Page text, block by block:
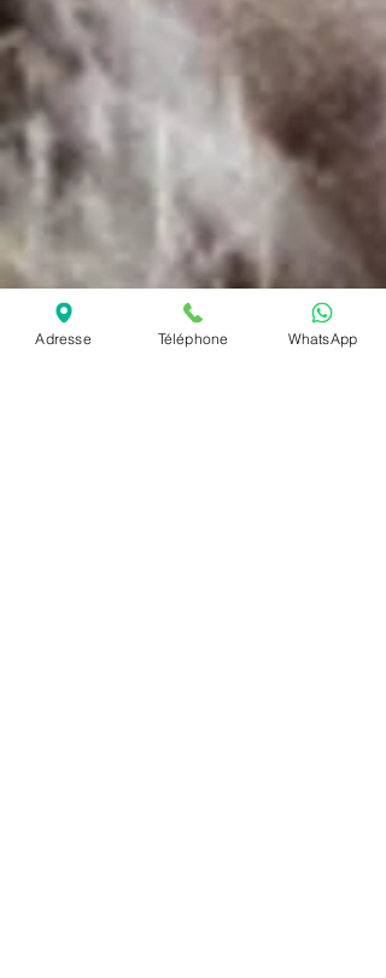
Adresse Téléphone WhatsApp